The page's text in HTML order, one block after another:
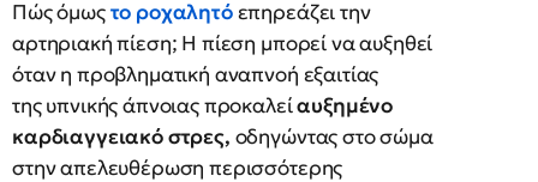
Πώς όμωςτο ροχαλητόεπηρεάζει την
αρτηριακή πίεση; Η πίεση μπορεί να αυξηθεί
όταν η προβληματική αναπνοή εξαιτίας
της υπνικής άπνοιας προκαλείαυξημένο
καρδιαγγειακό στρες, οδηγώντας στο σώμα
στην απελευθέρωση περισσότερης